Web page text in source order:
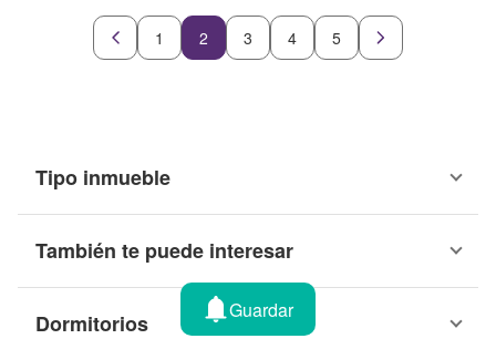
1 2 3 4 5
Tipo inmueble
También te puede interesar
Dormitorios
Guardar